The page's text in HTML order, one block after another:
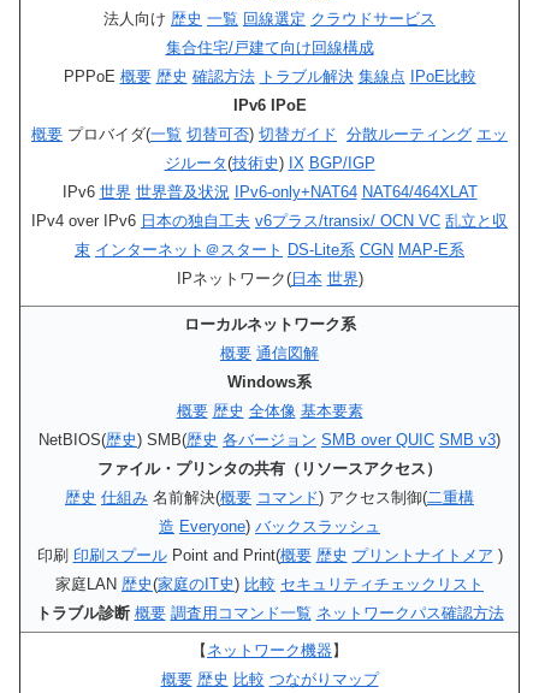
法人向け 歴史 一覧 回線選定 クラウドサービス
集合住宅/戸建て向け回線構成
PPPoE 概要 歴史 確認方法 トラブル解決 集線点
IPoE比較
IPv6 IPoE
概要 プロバイダ(一覧 切替可否) 切替ガイド 分散ルーティング エッ
ジルータ(技術史) IX BGP/IGP
IPv6 世界 世界普及状況 IPv6-only+NAT64 NAT64/464XLAT
IPv4 over IPv6 日本の独自工夫 v6プラス/transix/ OCN VC 乱立と収
束 インターネット＠スタート DS-Lite系 CGN MAP-E系
IPネットワーク(日本 世界)
ローカルネットワーク系
概要 通信図解
Windows系
概要 歴史 全体像 基本要素
NetBIOS(歴史) SMB(歴史 各バージョン SMB over QUIC SMB v3)
ファイル・プリンタの共有（リソースアクセス）
歴史 仕組み 名前解決(概要 コマンド) アクセス制御(二重構
造 Everyone) バックスラッシュ
印刷 印刷スプールPoint and Print(概要 歴史 プリントナイトメア )
家庭LAN 歴史(家庭のIT史) 比較 セキュリティチェックリスト
トラブル診断 概要 調査用コマンド一覧 ネットワークパス確認方法
【 ネットワーク機器 】
概要 歴史 比較 つながりマップ